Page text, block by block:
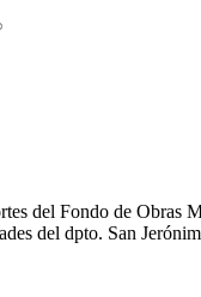
del dpto. San